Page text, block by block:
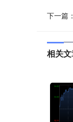
下一篇：
相关